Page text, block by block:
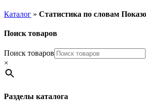
Каталог » Статистика по словам
Поиск товаров
Поиск товаров
×
Разделы каталога